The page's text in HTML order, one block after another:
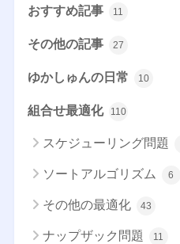
おすすめ記事 11
その他の記事 27
ゆかしゅんの日常 10
組合せ最適化 110
スケジューリング問題
ソートアルゴリズム 6
その他の最適化 43
ナップザック問題 11